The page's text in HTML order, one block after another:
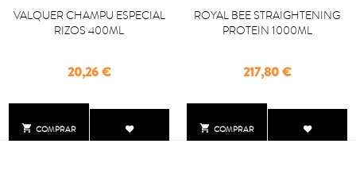
 COMPRAR
VALQUER CHAMPU ESPECIAL
RIZOS 400ML
Precio
20,26 €
 COMPRAR
ROYAL BEE STRAIGHTENING
PROTEIN 1000ML
Precio
217,80 €